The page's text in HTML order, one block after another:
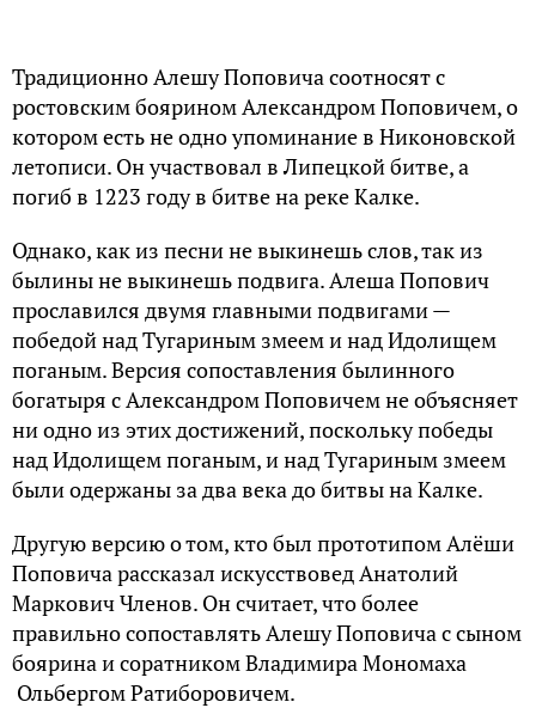
Традиционно Алешу Поповича соотносят с
ростовским боярином Александром Поповичем, о
котором есть не одно упоминание в Никоновской
летописи. Он участвовал в Липецкой битве, а
погиб в 1223 году в битве на реке Калке.
Однако, как из песни не выкинешь слов, так из
былины не выкинешь подвига. Алеша Попович
прославился двумя главными подвигами —
победой над Тугариным змеем и над Идолищем
поганым. Версия сопоставления былинного
богатыря с Александром Поповичем не объясняет
ни одно из этих достижений, поскольку победы
над Идолищем поганым, и над Тугариным змеем
были одержаны за два века до битвы на Калке.
Другую версию о том, кто был прототипом Алёши
Поповича рассказал искусствовед Анатолий
Маркович Членов. Он считает, что более
правильно сопоставлять Алешу Поповича с сыном
боярина и соратником Владимира Мономаха
Ольбергом Ратиборовичем.